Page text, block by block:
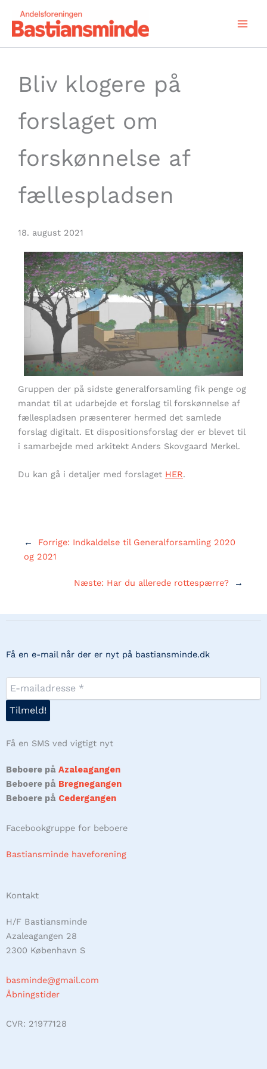
indholdet
Bliv klogere på
forslaget om
forskønnelse af
fællespladsen
18. august 2021
Gruppen der på sidste generalforsamling fik penge og
mandat til at udarbejde et forslag til forskønnelse af
fællespladsen præsenterer hermed det samlede
forslag digitalt. Et dispositionsforslag der er blevet til
i samarbejde med arkitekt Anders Skovgaard Merkel.
Du kan gå i detaljer med forslaget HER.
← Forrige: Indkaldelse til Generalforsamling 2020
og 2021
Næste: Har du allerede rottespærre? →
Få en e-mail når der er nyt på bastiansminde.dk
Få en SMS ved vigtigt nyt
Beboere på Azaleagangen
Beboere på Bregnegangen
Beboere på Cedergangen
Facebookgruppe for beboere
Bastiansminde haveforening
Kontakt
H/F Bastiansminde
Azaleagangen 28
2300 København S
basminde@gmail.com
Åbningstider
CVR: 21977128